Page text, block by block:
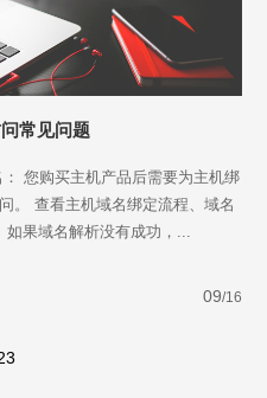
常见问题
您购买主机产品后需要为主机绑
。 查看主机域名绑定流程、域名
果域名解析没有成功，...
09/16
3